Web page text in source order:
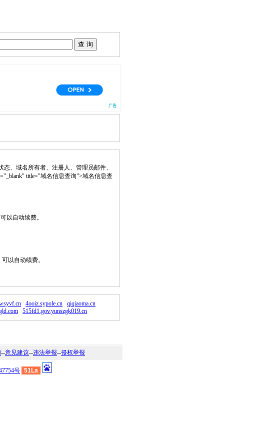
、域名所有者、注册人、管理员邮件、
title="域名信息查询">域名信息查
以自动续费。
以自动续费。
4ooiz.sypole.cn
qiqiaoma.cn
515fd1.gov.yunszgk019.cn
--意见建议--违法举报--侵权举报
号 51La